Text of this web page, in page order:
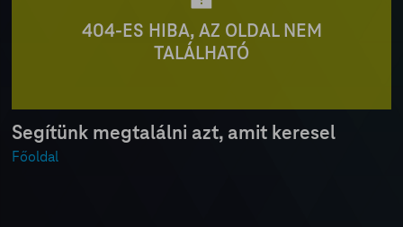
404-ES HIBA, AZ OLDAL NEM
TALÁLHATÓ
Segítünk megtalálni azt, amit keresel
Főoldal